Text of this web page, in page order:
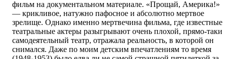
фильм на документальном материале. «Прощай, Америка!»
— крикливое, натужно пафосное и абсолютно мертвое
зрелище. Однако именно мертвечина фильма, где известные
театральные актеры разыгрывают очень плохой, прямо-таки
самодеятельный театр, отражала реальность, в которой он
снимался. Даже по моим детским впечатлениям то время